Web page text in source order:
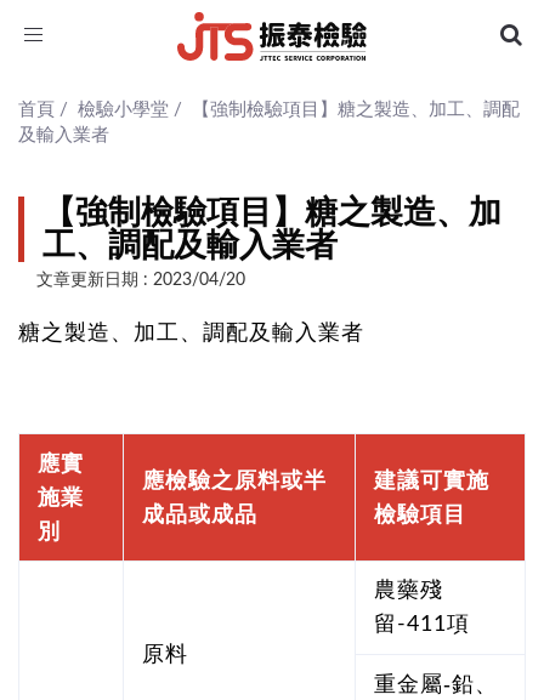
Toggle
首頁 / 檢驗小學堂 /
【強制檢驗項目】糖之製造、加工、調配
及輸入業者
【強制檢驗項目】糖之製造、加
工、調配及輸入業者
文章更新日期 : 2023/04/20
糖之製造、加工、調配及輸入業者
應實
施業
別
應檢驗之原料或半
成品或成品
建議可實施
檢驗項目
原料
農藥殘
留-411項
重金屬-鉛、